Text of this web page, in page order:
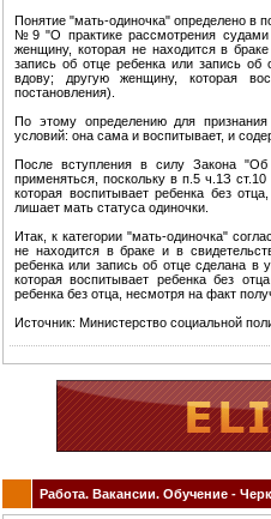
Понятие "мать-одиночка" определено в
№9 "О практике рассмотрения судами
женщину, которая не находится в
запись об отце ребенка или запись об
вдову; другую женщину, которая
постановления).
По этому определению для
условий: она сама и воспитывает, и
После вступления в силу Закона "Об
применяться, поскольку в п.5 ч.1З
которая воспитывает ребенка без
лишает мать статуса одиночки.
Итак, к категории "мать-одиночка"
не находится в браке и в
ребенка или запись об отце сделана в
которая воспитывает ребенка без
ребенка без отца, несмотря на факт
Источник: Министерство социальной
Работа. Вакансии. Обучение -